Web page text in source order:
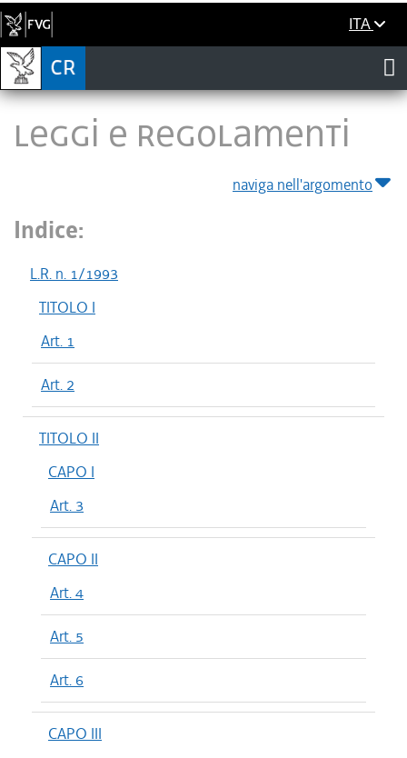
ITA
LEGGI E REGOLAMENTI
naviga nell'argomento
Indice:
L.R. n. 1/1993
TITOLO I
Art. 1
Art. 2
TITOLO II
CAPO I
Art. 3
CAPO II
Art. 4
Art. 5
Art. 6
CAPO III